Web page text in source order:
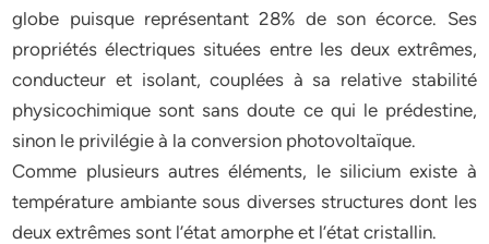
globe puisque représentant 28% de son écorce. Ses
propriétés électriques situées entre les deux extrêmes,
conducteur et isolant, couplées à sa relative stabilité
physicochimique sont sans doute ce qui le prédestine,
sinon le privilégie à la conversion photovoltaïque.
Comme plusieurs autres éléments, le silicium existe à
température ambiante sous diverses structures dont les
deux extrêmes sont l’état amorphe et l’état cristallin.